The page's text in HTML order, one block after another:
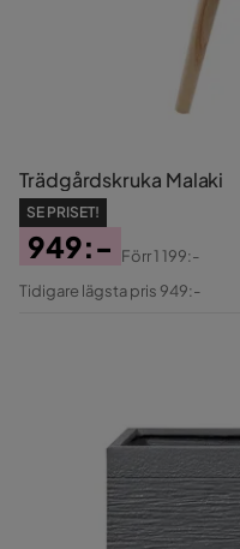
Trädgårdskruka Malaki
SE PRISET!
Pris
949:-
Original
Förr1 199:-
Tidigare lägsta pris 949:-